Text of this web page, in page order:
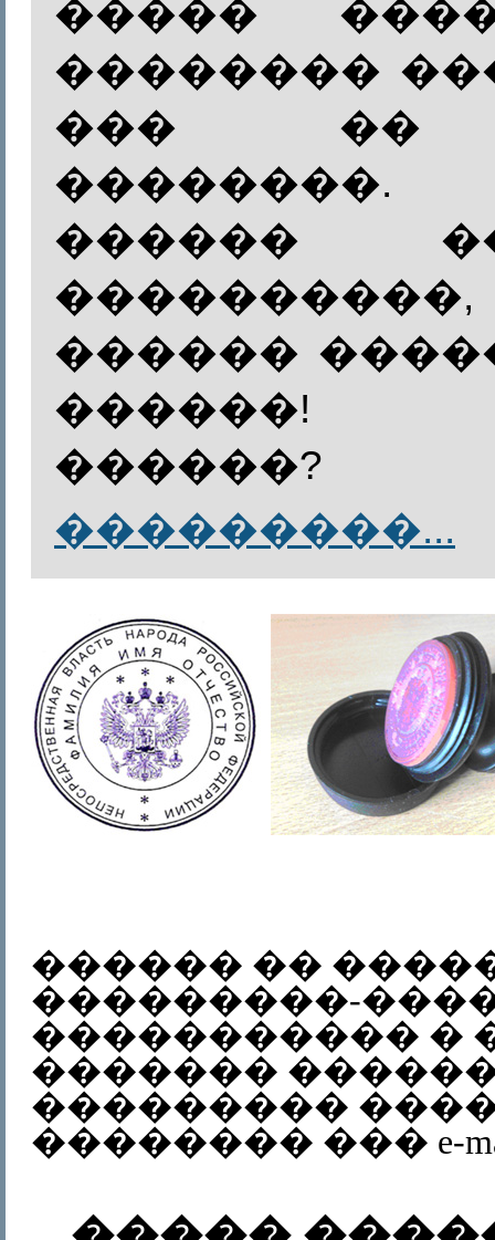
�����
��������
��� ��
������
������
������!
������?
���������...
������ ��
���������-
����������� �
�������
���������
�������� ��� e-